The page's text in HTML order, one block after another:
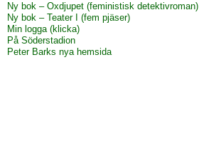
Ny bok – Oxdjupet (feministisk detektivroman)
Ny bok – Teater I (fem pjäser)
Min logga (klicka)
På Söderstadion
Peter Barks nya hemsida